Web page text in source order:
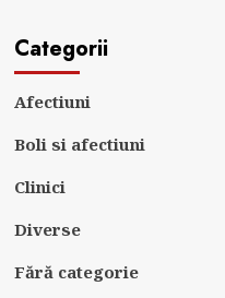
Categorii
Afectiuni
Boli si afectiuni
Clinici
Diverse
Fără categorie